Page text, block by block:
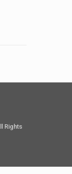
Rights